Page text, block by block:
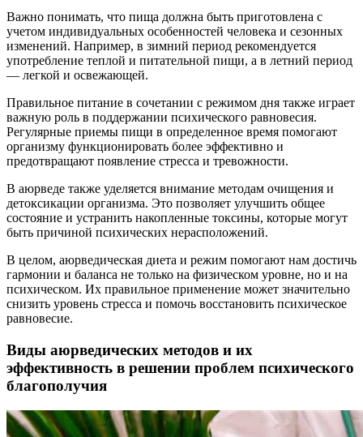
Важно понимать, что пища должна быть приготовлена с
учетом индивидуальных особенностей человека и сезонных
изменений. Например, в зимний период рекомендуется
употребление теплой и питательной пищи, а в летний период
— легкой и освежающей.
Правильное питание в сочетании с режимом дня также играет
важную роль в поддержании психического равновесия.
Регулярные приемы пищи в определенное время помогают
организму функционировать более эффективно и
предотвращают появление стресса и тревожности.
В аюрведе также уделяется внимание методам очищения и
детоксикации организма. Это позволяет улучшить общее
состояние и устранить накопленные токсины, которые могут
быть причиной психических нерасположений.
В целом, аюрведическая диета и режим помогают нам достичь
гармонии и баланса не только на физическом уровне, но и на
психическом. Их правильное применение может значительно
снизить уровень стресса и помочь восстановить психическое
равновесие.
Виды аюрведических методов и их
эффективность в решении проблем психического
благополучия